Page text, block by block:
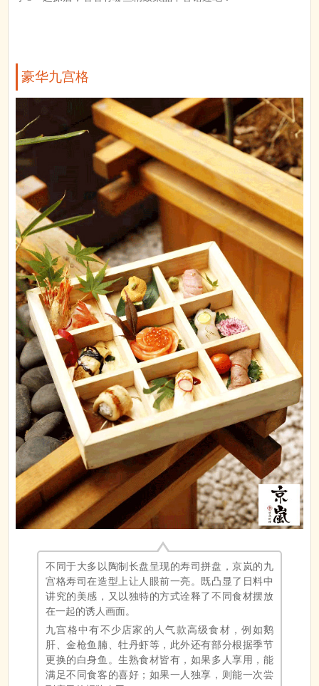
豪华九宫格
不同于大多以陶制长盘呈现的寿司拼盘，京岚的九
宫格寿司在造型上让人眼前一亮。既凸显了日料中
讲究的美感，又以独特的方式诠释了不同食材摆放
在一起的诱人画面。
九宫格中有不少店家的人气款高级食材，例如鹅
肝、金枪鱼腩、牡丹虾等，此外还有部分根据季节
更换的白身鱼。生熟食材皆有，如果多人享用，能
满足不同食客的喜好；如果一人独享，则能一次尝